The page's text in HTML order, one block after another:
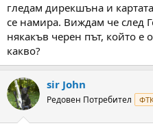
гледам дирекшъна и
се намира. Виждам че след
някакъв черен път, който е
какво?
sir John
Редовен Потребител